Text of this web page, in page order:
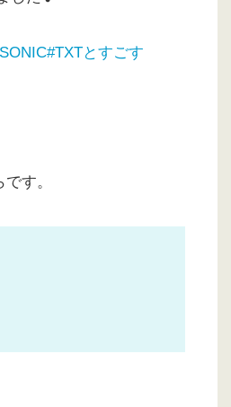
#TXTとすごす
す。